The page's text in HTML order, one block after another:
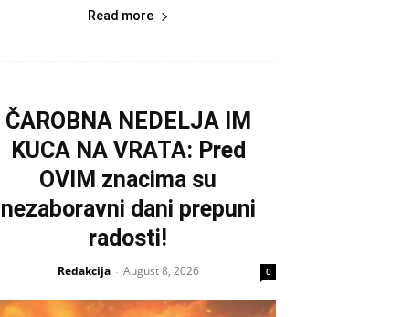
Read more
ČAROBNA NEDELJA IM
KUCA NA VRATA: Pred
OVIM znacima su
nezaboravni dani prepuni
radosti!
Redakcija - August 8, 2026 0